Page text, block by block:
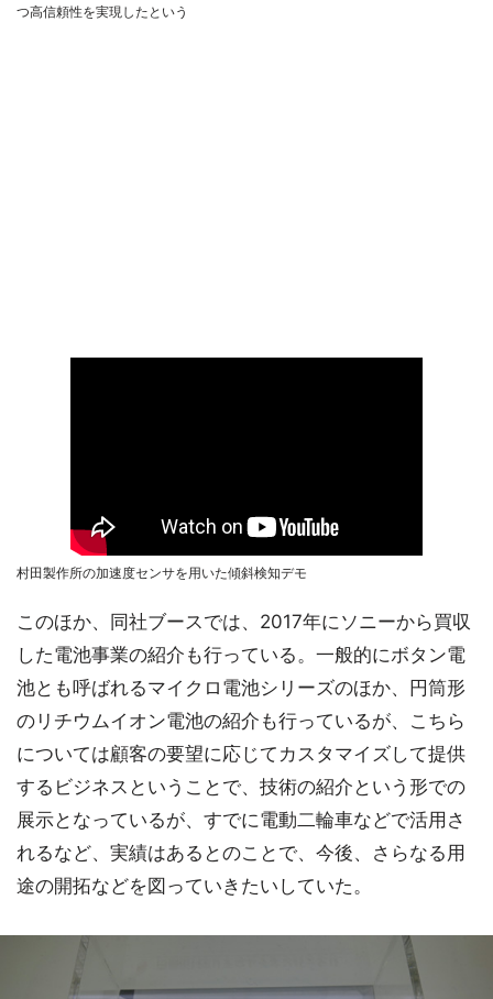
つ高信頼性を実現したという
村田製作所の加速度センサを用いた傾斜検知デモ
このほか、同社ブースでは、2017年にソニーから買収
した電池事業の紹介も行っている。一般的にボタン電
池とも呼ばれるマイクロ電池シリーズのほか、円筒形
のリチウムイオン電池の紹介も行っているが、こちら
については顧客の要望に応じてカスタマイズして提供
するビジネスということで、技術の紹介という形での
展示となっているが、すでに電動二輪車などで活用さ
れるなど、実績はあるとのことで、今後、さらなる用
途の開拓などを図っていきたいしていた。